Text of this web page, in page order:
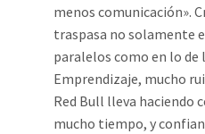
menos comunicación».
traspasa no solamente
paralelos como en lo de
Emprendizaje, mucho
Red Bull lleva haciendo
mucho tiempo, y